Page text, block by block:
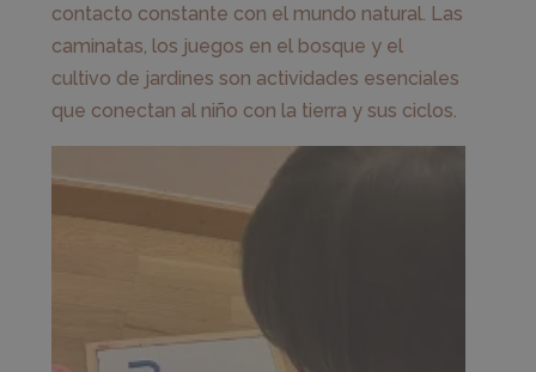
contacto constante con el mundo natural. Las
caminatas, los juegos en el bosque y el
cultivo de jardines son actividades esenciales
que conectan al niño con la tierra y sus ciclos.